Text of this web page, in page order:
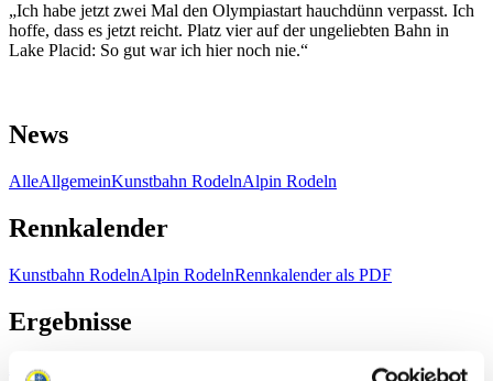
„Ich habe jetzt zwei Mal den Olympiastart hauchdünn verpasst. Ich
hoffe, dass es jetzt reicht. Platz vier auf der ungeliebten Bahn in
Lake Placid: So gut war ich hier noch nie.“
News
AlleAllgemeinKunstbahn RodelnAlpin Rodeln
Rennkalender
Kunstbahn RodelnAlpin RodelnRennkalender als PDF
Ergebnisse
Aktuell